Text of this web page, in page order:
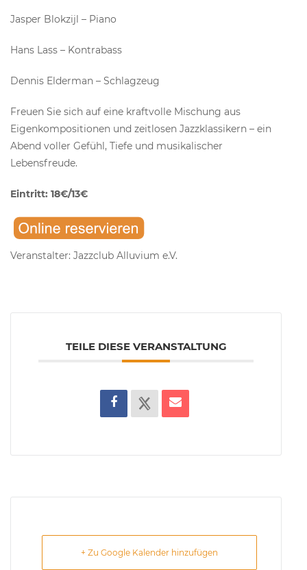
Jasper Blokzijl – Piano
Hans Lass – Kontrabass
Dennis Elderman – Schlagzeug
Freuen Sie sich auf eine kraftvolle Mischung aus
Eigenkompositionen und zeitlosen Jazzklassikern – ein
Abend voller Gefühl, Tiefe und musikalischer
Lebensfreude.
Eintritt: 18€/13€
Veranstalter: Jazzclub Alluvium e.V.
TEILE DIESE VERANSTALTUNG
+ Zu Google Kalender hinzufügen